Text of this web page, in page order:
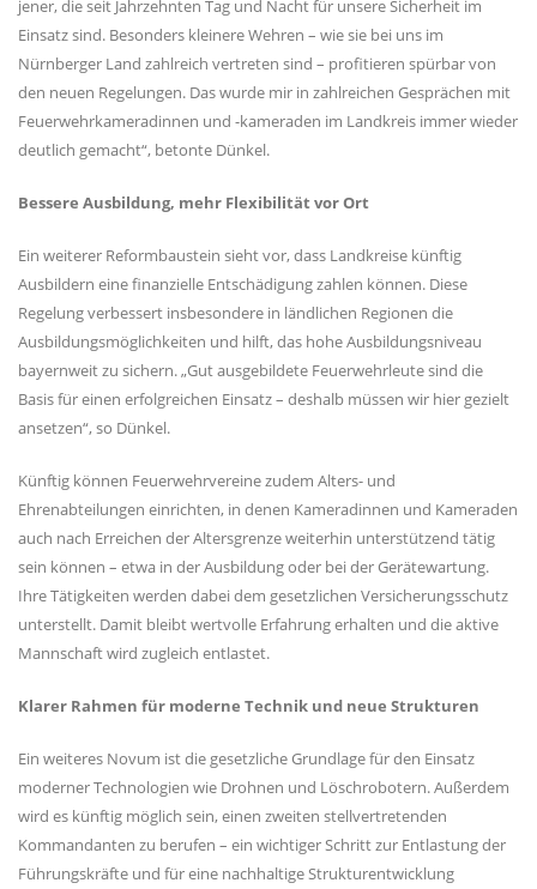
jener, die seit Jahrzehnten Tag und Nacht für unsere Sicherheit im
Einsatz sind. Besonders kleinere Wehren – wie sie bei uns im
Nürnberger Land zahlreich vertreten sind – profitieren spürbar von
den neuen Regelungen. Das wurde mir in zahlreichen Gesprächen mit
Feuerwehrkameradinnen und -kameraden im Landkreis immer wieder
deutlich gemacht“, betonte Dünkel.
Bessere Ausbildung, mehr Flexibilität vor Ort
Ein weiterer Reformbaustein sieht vor, dass Landkreise künftig
Ausbildern eine finanzielle Entschädigung zahlen können. Diese
Regelung verbessert insbesondere in ländlichen Regionen die
Ausbildungsmöglichkeiten und hilft, das hohe Ausbildungsniveau
bayernweit zu sichern. „Gut ausgebildete Feuerwehrleute sind die
Basis für einen erfolgreichen Einsatz – deshalb müssen wir hier gezielt
ansetzen“, so Dünkel.
Künftig können Feuerwehrvereine zudem Alters- und
Ehrenabteilungen einrichten, in denen Kameradinnen und Kameraden
auch nach Erreichen der Altersgrenze weiterhin unterstützend tätig
sein können – etwa in der Ausbildung oder bei der Gerätewartung.
Ihre Tätigkeiten werden dabei dem gesetzlichen Versicherungsschutz
unterstellt. Damit bleibt wertvolle Erfahrung erhalten und die aktive
Mannschaft wird zugleich entlastet.
Klarer Rahmen für moderne Technik und neue Strukturen
Ein weiteres Novum ist die gesetzliche Grundlage für den Einsatz
moderner Technologien wie Drohnen und Löschrobotern. Außerdem
wird es künftig möglich sein, einen zweiten stellvertretenden
Kommandanten zu berufen – ein wichtiger Schritt zur Entlastung der
Führungskräfte und für eine nachhaltige Strukturentwicklung